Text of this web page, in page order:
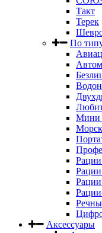
Такт
Терек
По
Мини
Рации
Аксессуары